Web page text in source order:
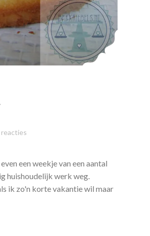
reacties
een weekje van een aantal
huishoudelijk werk weg.
ik zo'n korte vakantie wil maar